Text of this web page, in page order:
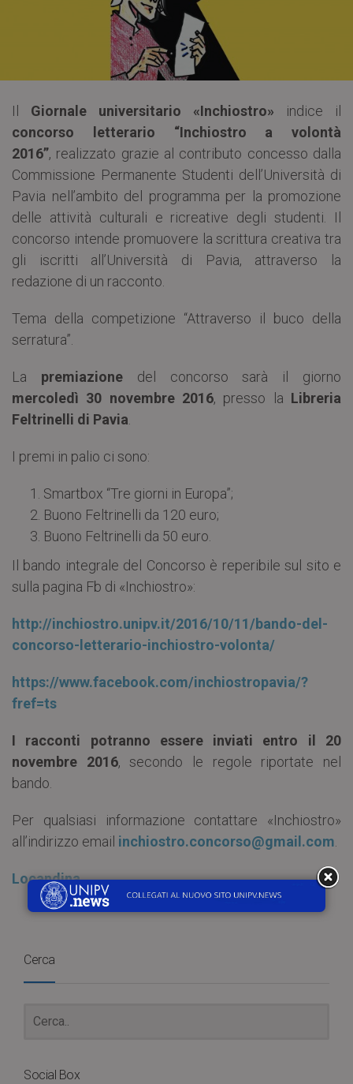
Il Giornale universitario «Inchiostro» indice il
concorso letterario “Inchiostro a volontà
2016”, realizzato grazie al contributo concesso dalla
Commissione Permanente Studenti dell’Università di
Pavia nell’ambito del programma per la promozione
delle attività culturali e ricreative degli studenti. Il
concorso intende promuovere la scrittura creativa tra
gli iscritti all’Università di Pavia, attraverso la
redazione di un racconto.
Tema della competizione “Attraverso il buco della
serratura”.
La premiazionedel concorso sarà il giorno
mercoledì 30 novembre 2016, presso la Libreria
Feltrinelli di Pavia
I premi in palio ci sono:
Smartbox “Tre giorni in Europa”;
Buono Feltrinelli da 120 euro;
Buono Feltrinelli da 50 euro.
Il bando integrale del Concorso è reperibile sul sito e
sulla pagina Fb di «Inchiostro»:
http://inchiostro.unipv.it/2016/10/11/bando-del-
concorso-letterario-inchiostro-volonta/
https://www.facebook.com/inchiostropavia/?
fref=ts
I racconti potranno essere inviati entro il 20
novembre 2016, secondo le regole riportate nel
bando.
Per qualsiasi informazione contattare «Inchiostro»
all’indirizzo email inchiostro.concorso@gmail.com
Locandina
Cerca
Social Box